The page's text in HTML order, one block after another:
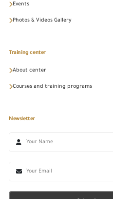
Events
Photos & Videos Gallery
Training center
About center
Courses and training programs
Newsletter